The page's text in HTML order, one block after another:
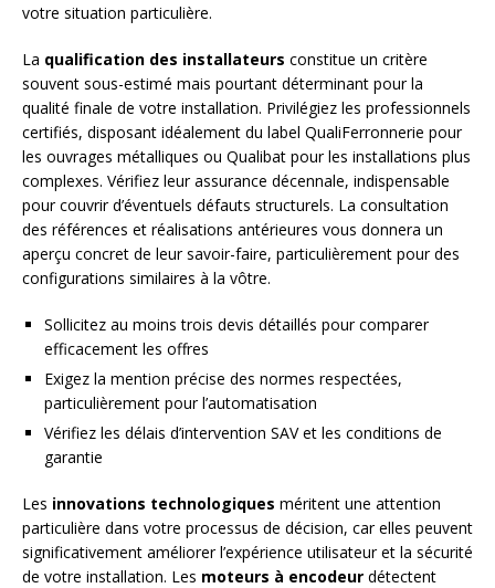
votre situation particulière.
La qualification des installateurs constitue un critère
souvent sous-estimé mais pourtant déterminant pour la
qualité finale de votre installation. Privilégiez les professionnels
certifiés, disposant idéalement du label QualiFerronnerie pour
les ouvrages métalliques ou Qualibat pour les installations plus
complexes. Vérifiez leur assurance décennale, indispensable
pour couvrir d’éventuels défauts structurels. La consultation
des références et réalisations antérieures vous donnera un
aperçu concret de leur savoir-faire, particulièrement pour des
configurations similaires à la vôtre.
Sollicitez au moins trois devis détaillés pour comparer
efficacement les offres
Exigez la mention précise des normes respectées,
particulièrement pour l’automatisation
Vérifiez les délais d’intervention SAV et les conditions de
garantie
Les innovations technologiques méritent une attention
particulière dans votre processus de décision, car elles peuvent
significativement améliorer l’expérience utilisateur et la sécurité
de votre installation. Les moteurs à encodeur détectent